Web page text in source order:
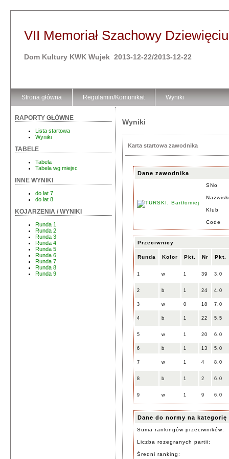
VII Memoriał Szachowy
Dom Kultury KWK Wujek 2013-12-22/2013-12-22
Strona główna Regulamin/Komunikat Wyniki
RAPORTY GŁÓWNE
Lista startowa
Wyniki
TABELE
Tabela
Tabela wg miejsc
INNE WYNIKI
do lat 7
do lat 8
KOJARZENIA / WYNIKI
Runda 1
Runda 2
Runda 3
Runda 4
Runda 5
Runda 6
Runda 7
Runda 8
Runda 9
Wyniki
Karta startowa zawodnika
Dane zawodnika
SNo
Klub
Code
Przeciwnicy
Runda Kolor Pkt. Nr Pkt.
1 w 1 39 3.0
2 b 1 24 4.0
3 w 0 18 7.0
4 b 1 22 5.5
5 w 1 20 6.0
6 b 1 13 5.0
7 w 1 4 8.0
8 b 1 2 6.0
9 w 1 9 6.0
Dane do normy na kategorię
Suma rankingów przeciwników:
Liczba rozegranych partii:
Średni ranking: